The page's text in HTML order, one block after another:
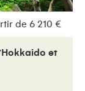
de 6 210 €
et